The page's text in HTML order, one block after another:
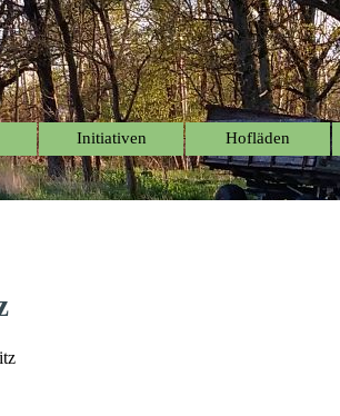
Menü überspringen
▼
Initiativen ▼
Hofläden